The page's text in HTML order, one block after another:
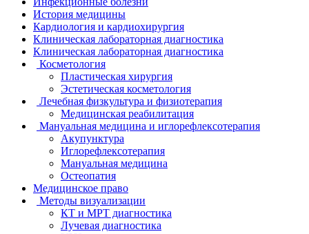
История медицины
Кардиология и кардиохирургия
Клиническая лабораторная диагностика
Клиническая лабораторная диагностика
Косметология
Пластическая хирургия
Эстетическая косметология
Лечебная физкультура и физиотерапия
Медицинская реабилитация
Мануальная медицина и иглорефлексотерапия
Акупунктура
Иглорефлексотерапия
Мануальная медицина
Остеопатия
Медицинское право
Методы визуализации
КТ и МРТ диагностика
Лучевая диагностика